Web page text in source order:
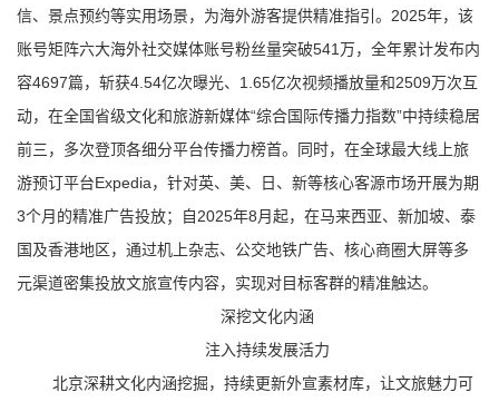
信、景点预约等实用场景，为海外游客提供精准指引。2025年，该
账号矩阵六大海外社交媒体账号粉丝量突破541万，全年累计发布内
容4697篇，斩获4.54亿次曝光、1.65亿次视频播放量和2509万次互
动，在全国省级文化和旅游新媒体“综合国际传播力指数”中持续稳居
前三，多次登顶各细分平台传播力榜首。同时，在全球最大线上旅
游预订平台Expedia，针对英、美、日、新等核心客源市场开展为期
3个月的精准广告投放；自2025年8月起，在马来西亚、新加坡、泰
国及香港地区，通过机上杂志、公交地铁广告、核心商圈大屏等多
元渠道密集投放文旅宣传内容，实现对目标客群的精准触达。
深挖文化内涵
注入持续发展活力
北京深耕文化内涵挖掘，持续更新外宣素材库，让文旅魅力可